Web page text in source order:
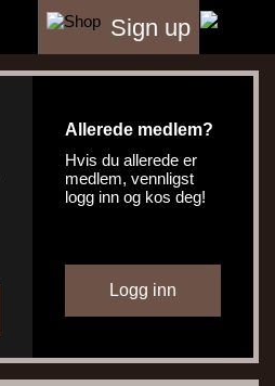
Sign up
Allerede medlem?
Hvis du allerede er
medlem, vennligst
logg inn og kos deg!